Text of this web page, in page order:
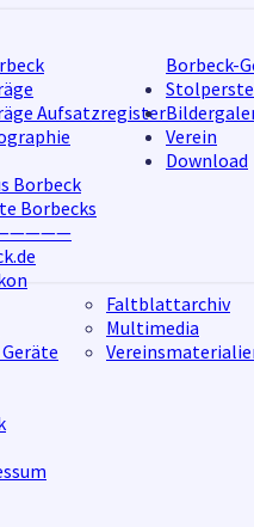
Borbeck-
Aufsatzregister
Borbeck
Borbecks
Verein
Download
Faltblattarchiv
Multimedia